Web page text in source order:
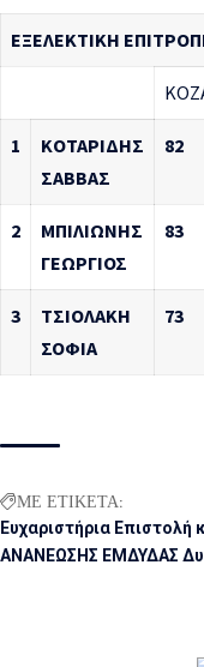
ΕΞΕΛΕΚΤΙΚΗ
1
ΚΟΤΑΡΙΔΗΣ
ΣΑΒΒΑΣ
82
2
ΜΠΙΛΙΩΝΗΣ
ΓΕΩΡΓΙΟΣ
83
3
ΤΣΙΟΛΑΚΗ
ΣΟΦΙΑ
73
ΜΕ ΕΤΙΚΕΤΑ:
Ευχαριστήρια
ΑΝΑΝΕΩΣΗΣ ΕΜΔΥΔΑΣ